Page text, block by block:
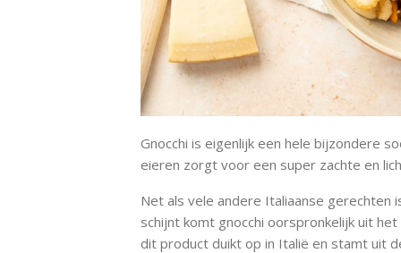
Gnocchi is eigenlijk een hele bijzondere
eieren zorgt voor een super zachte en
Net als vele andere Italiaanse gerechten
schijnt komt gnocchi oorspronkelijk uit
dit product duikt op in Italië en stamt uit